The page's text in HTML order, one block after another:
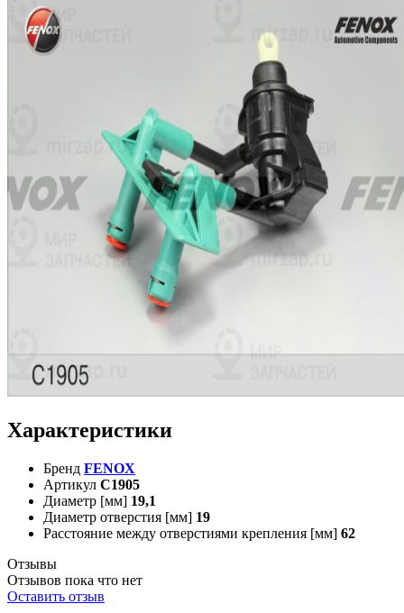
Характеристики
Бренд FENOX
Артикул C1905
Диаметр [мм] 19,1
Диаметр отверстия [мм] 19
Расстояние между отверстиями крепления [мм] 62
Отзывы
Отзывов пока что нет
Оставить отзыв